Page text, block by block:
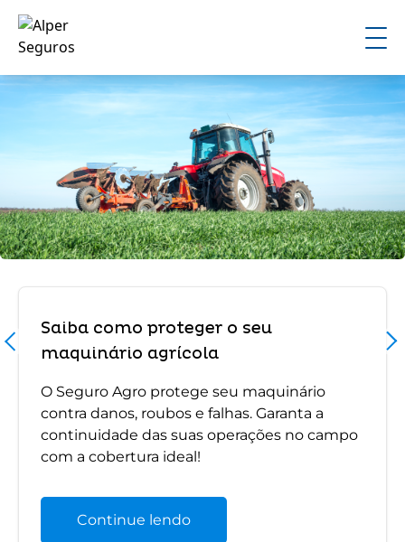
Saiba como proteger o seu
maquinário agrícola
O Seguro Agro protege seu maquinário
contra danos, roubos e falhas. Garanta a
continuidade das suas operações no campo
com a cobertura ideal!
Continue lendo